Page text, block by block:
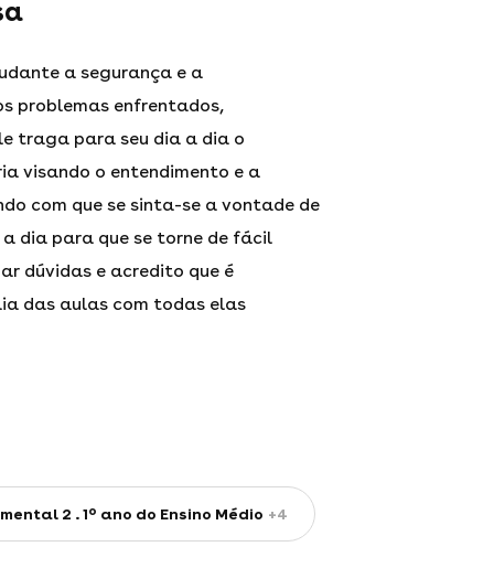
a segurança e a
problemas enfrentados,
traga para seu dia a dia o
visando o entendimento e a
com que se sinta-se a vontade de
dia para que se torne de fácil
dúvidas e acredito que é
das aulas com todas elas
2 1º ano do Ensino Médio +4